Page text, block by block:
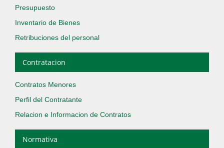
Presupuesto
Inventario de Bienes
Retribuciones del personal
Contratacion
Contratos Menores
Perfil del Contratante
Relacion e Informacion de Contratos
Normativa